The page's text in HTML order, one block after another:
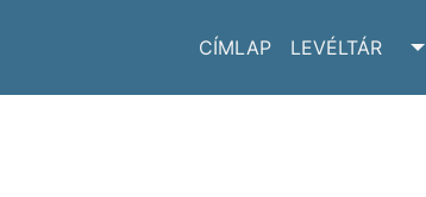
CÍMLAP LEVÉLTÁR